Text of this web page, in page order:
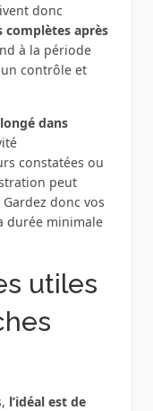
donc
complètes après
à la période
contrôle et
dans
constatées ou
peut
donc vos
durée minimale
utiles
l’idéal est de